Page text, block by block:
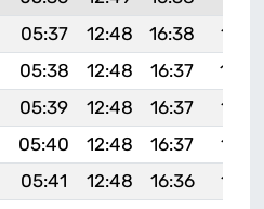
05:37 12:48 16:38
05:38 12:48 16:37
05:39 12:48 16:37
05:40 12:48 16:37
05:41 12:48 16:36